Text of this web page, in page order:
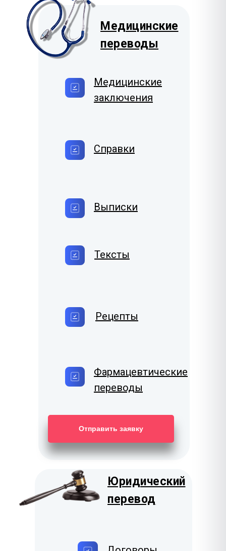
Медицинские
переводы
Медицинские
заключения
Выписки
Справки
Фармацевтические
переводы
Рецепты
Тексты
Отправить заявку
Юридический
перевод